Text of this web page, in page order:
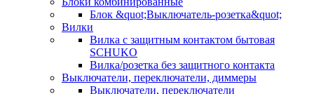
Блок &quot;Выключатель-розетка&quot;
Вилки
Вилка с защитным контактом бытовая
SCHUKO
Вилка/розетка без защитного контакта
Выключатели, переключатели, диммеры
Выключатели, переключатели